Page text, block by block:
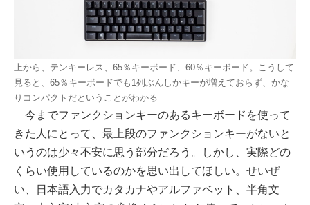
上から、テンキーレス、65％キーボード、60％キーボード。こうして
見ると、65％キーボードでも1列ぶんしかキーが増えておらず、かな
りコンパクトだということがわかる
今までファンクションキーのあるキーボードを使って
きた人にとって、最上段のファンクションキーがないと
いうのは少々不安に思う部分だろう。しかし、実際どの
くらい使用しているのかを思い出してほしい。せいぜ
い、日本語入力でカタカナやアルファベット、半角文